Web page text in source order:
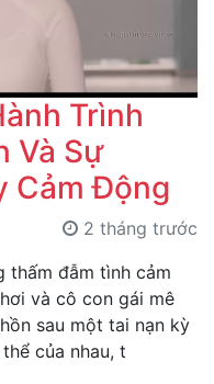
Trình
Và Sự
Cảm Động
2 tháng trước
thấm đẫm tình cảm
và cô con gái mê
sau một tai nạn kỳ
của nhau, t